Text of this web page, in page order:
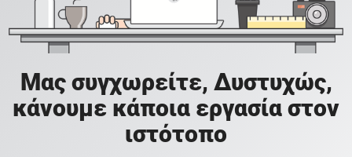
Μας συγχωρείτε, Δυστυχώς,
κάνουμε κάποια εργασία στον
ιστότοπο